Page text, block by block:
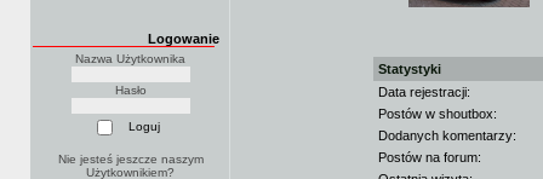
Logowanie
Nazwa Użytkownika
Hasło
Nie jesteś jeszcze naszym
Użytkownikiem?
Statystyki
Data rejestracji:
Postów w shoutbox:
Dodanych komentarzy:
Postów na forum: